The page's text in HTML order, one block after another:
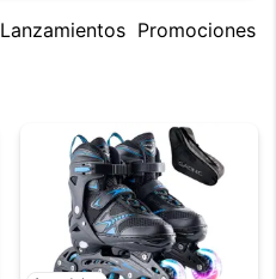
Lanzamientos Promociones